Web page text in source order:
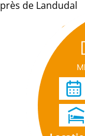
près de Landudal